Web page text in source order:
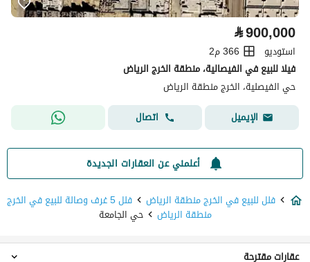
⃁900,000
استوديو
366 م2
فيلا للبيع في الفيصالية، منطقة الخرج الرياض
حي الفيصلية، الخرج منطقة الرياض
الإيميل
اتصال
أعلمني عن العقارات الجديدة
فلل للبيع في الخرج منطقة الرياض
فلل 5 غرف وصالة للبيع في الخرج
منطقة الرياض حي الجامعة
عقارات مقترحة